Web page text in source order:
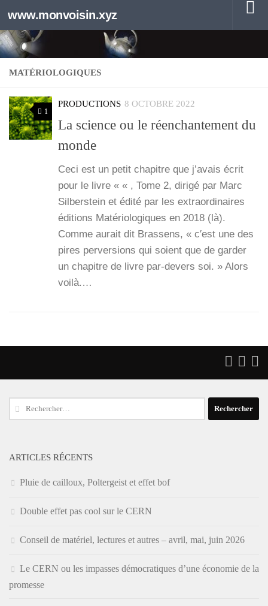
Au dessous du contenu
www.monvoisin.xyz
MATÉRIOLOGIQUES
1
PRODUCTIONS 8 OCTOBRE 2022
La science ou le réenchantement du
monde
Ceci est un petit cha­pitre que j’a­vais écrit
pour le livre « « , Tome 2, diri­gé par Marc
Sil­ber­stein et édi­té par les extra­or­di­naires
édi­tions Maté­rio­lo­giques en 2018 (là).
Comme aurait dit Bras­sens, « c′est une des
pires per­ver­sions qui soient que de gar­der
un cha­pitre de livre par-devers soi. » Alors
voi­là.…
Rechercher :
ARTICLES RÉCENTS
Pluie de cailloux, Poltergeist et effet bof
Double effet pas cool sur le CERN
Conseil de matériel, lectures et autres – avril, mai, juin 2026
Le CERN ou les impasses démocratiques d’une économie de la
promesse